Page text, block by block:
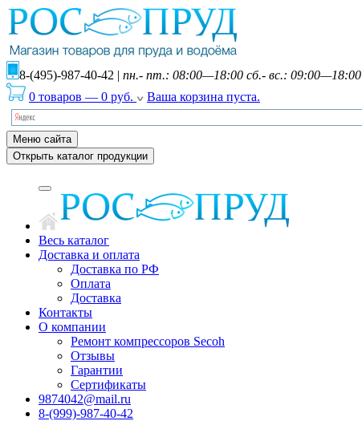
8-(495)-987-40-42 | пн.- пт.: 08:00—18:00 сб.- вс.: 09:00—18:00
0 товаров — 0 руб. Ваша корзина пуста.
Меню сайта
Открыть каталог продукции
Весь каталог
Доставка и оплата
Доставка по РФ
Оплата
Доставка
Контакты
О компании
Ремонт компрессоров Secoh
Отзывы
Гарантии
Сертификаты
9874042@mail.ru
8-(999)-987-40-42